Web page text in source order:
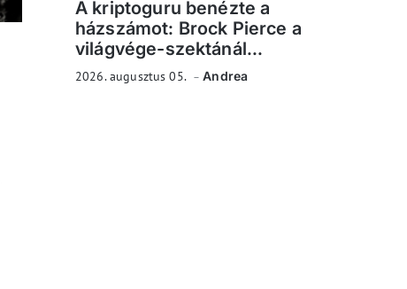
A kriptoguru benézte a
házszámot: Brock Pierce a
világvége-szektánál...
2026. augusztus 05. Andrea